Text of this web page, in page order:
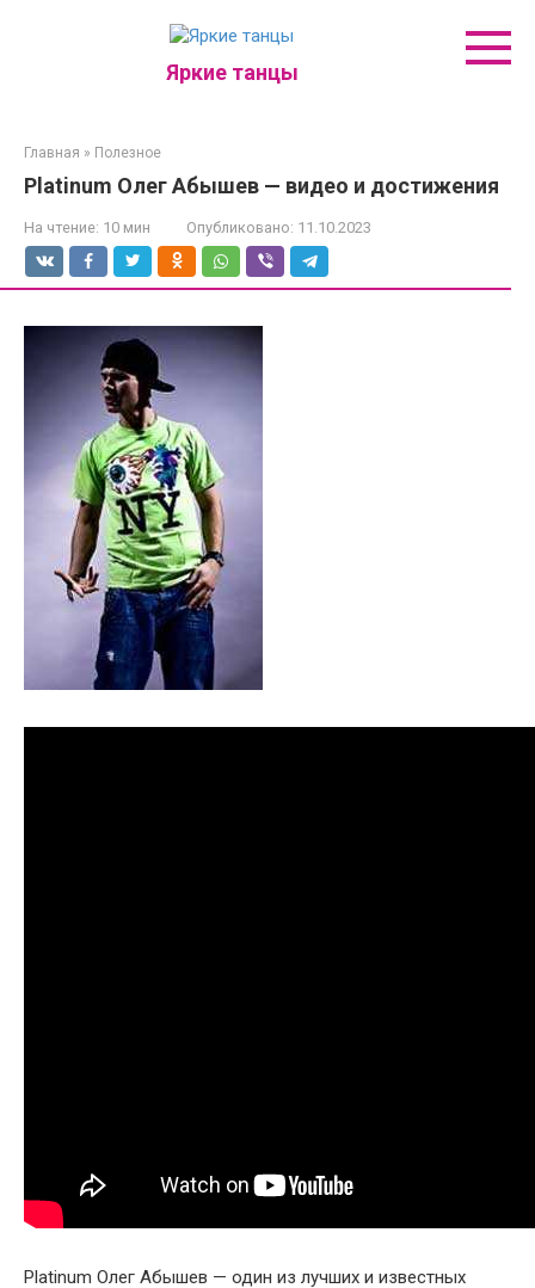
Яркие танцы
Главная » Полезное
Platinum Олег Абышев — видео и достижения
На чтение: 10 мин Опубликовано: 11.10.2023
Platinum Олег Абышев — один из лучших и известных